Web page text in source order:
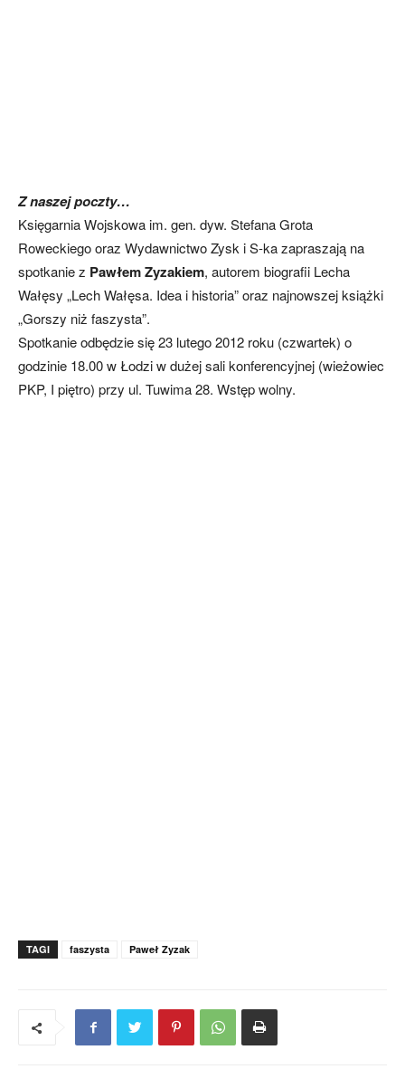
Z naszej poczty…
Księgarnia Wojskowa im. gen. dyw. Stefana Grota
Roweckiego oraz Wydawnictwo Zysk i S-ka zapraszają na
spotkanie z Pawłem Zyzakiem, autorem biografii Lecha
Wałęsy „Lech Wałęsa. Idea i historia” oraz najnowszej książki
„Gorszy niż faszysta”.
Spotkanie odbędzie się 23 lutego 2012 roku (czwartek) o
godzinie 18.00 w Łodzi w dużej sali konferencyjnej (wieżowiec
PKP, I piętro) przy ul. Tuwima 28. Wstęp wolny.
TAGI faszysta Paweł Zyzak